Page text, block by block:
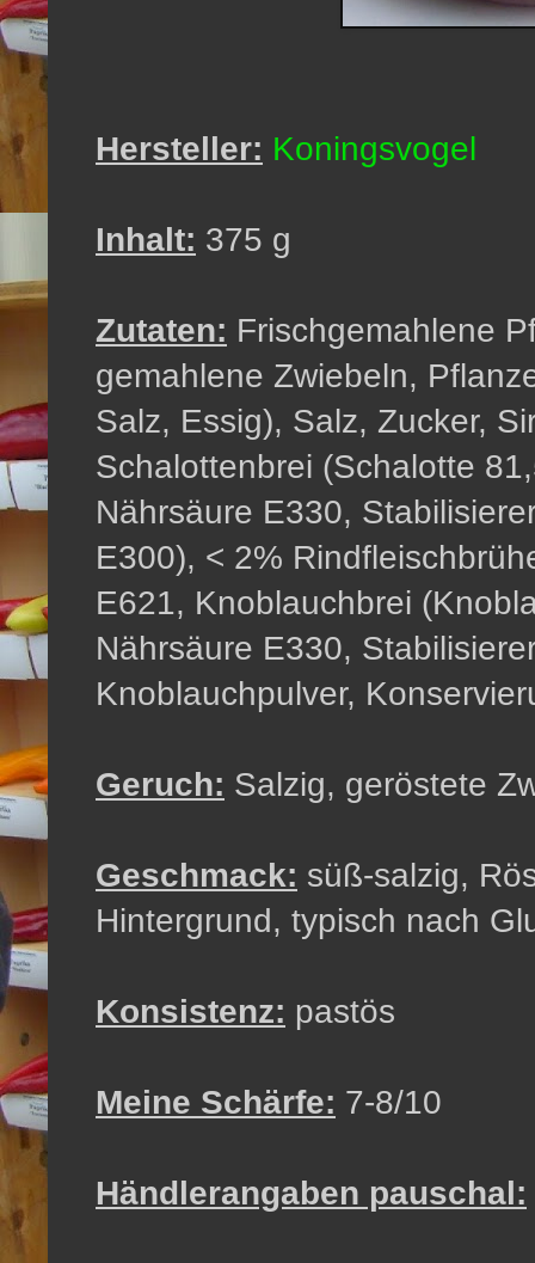
Hersteller: Koningsvogel
Inhalt: 375 g
Zutaten: Frischgemahlene
gemahlene Zwiebeln,
Salz, Essig), Salz, Zucker,
Schalottenbrei (Schalotte
Nährsäure E330,
E300), < 2%
E621, Knoblauchbrei
Nährsäure E330,
Knoblauchpulver,
Geruch: Salzig, geröstete
Geschmack: süß-salzig,
Hintergrund, typisch nach
Konsistenz: pastös
Meine Schärfe: 7-8/10
Händlerangaben pauschal: